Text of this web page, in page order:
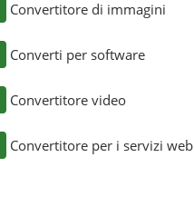
Convertitore di immagini
Converti per software
Convertitore video
Convertitore per i servizi web